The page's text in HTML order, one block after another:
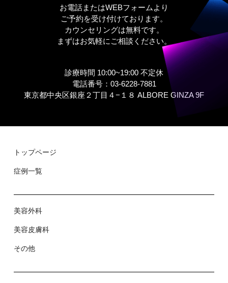
お電話またはWEBフォームより
ご予約を受け付けております。
カウンセリングは無料です。
まずはお気軽にご相談ください。
診療時間 10:00~19:00 不定休
電話番号：03-6228-7881
東京都中央区銀座２丁⽬４−１８ ALBORE GINZA 9F
トップページ
症例⼀覧
美容外科
美容⽪膚科
その他